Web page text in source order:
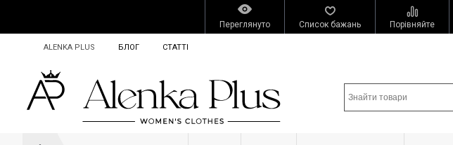
Переглянуто Список бажань Порівняйте
ALENKA PLUS БЛОГ СТАТТІ